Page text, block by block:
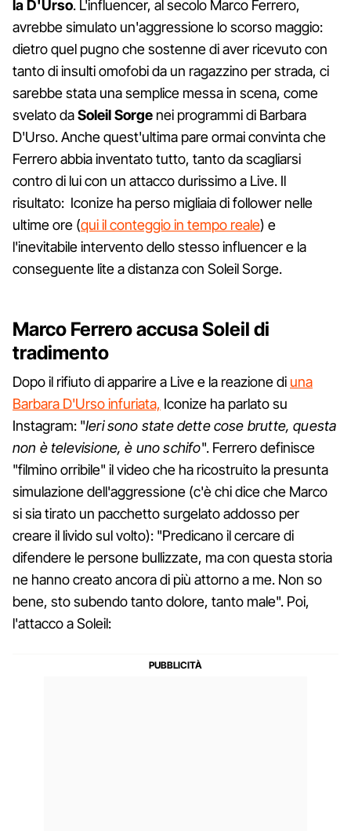
la D'Urso. L'influencer, al secolo Marco Ferrero,
avrebbe simulato un'aggressione lo scorso maggio:
dietro quel pugno che sostenne di aver ricevuto con
tanto di insulti omofobi da un ragazzino per strada, ci
sarebbe stata una semplice messa in scena, come
svelato daSoleil Sorge nei programmi di Barbara
D'Urso. Anche quest'ultima pare ormai convinta che
Ferrero abbia inventato tutto, tanto da scagliarsi
contro di lui con un attacco durissimo a Live. Il
risultato: Iconize ha perso migliaia di follower nelle
ultime ore (qui il conteggio in tempo reale) e
l'inevitabile intervento dello stesso influencer e la
conseguente lite a distanza con Soleil Sorge.
Marco Ferrero accusa Soleil di
tradimento
Dopo il rifiuto di apparire a Live e la reazione di una
Barbara D'Urso infuriata, Iconize ha parlato su
Instagram: "Ieri sono state dette cose brutte, questa
non è televisione, è uno schifo". Ferrero definisce
"filmino orribile" il video che ha ricostruito la presunta
simulazione dell'aggressione (c'è chi dice che Marco
si sia tirato un pacchetto surgelato addosso per
creare il livido sul volto): "Predicano il cercare di
difendere le persone bullizzate, ma con questa storia
ne hanno creato ancora di più attorno a me. Non so
bene, sto subendo tanto dolore, tanto male". Poi,
l'attacco a Soleil: